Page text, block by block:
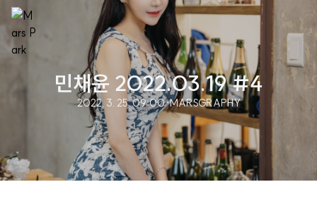
민채윤 2022.03.19 #4
2022. 3. 25. 09:00·MARSGRAPHY